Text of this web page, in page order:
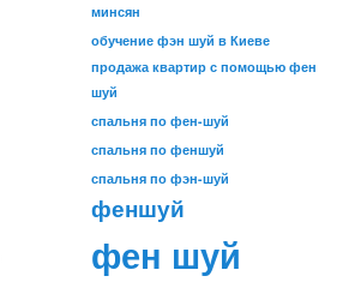
минсян
обучение фэн шуй в Киеве
продажа квартир с помощью фен
шуй
спальня по фен-шуй
спальня по феншуй
спальня по фэн-шуй
феншуй
фен шуй